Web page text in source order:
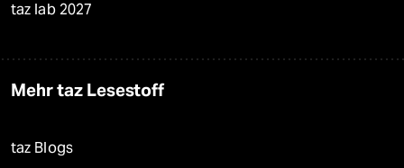
taz lab 2027
Mehr taz Lesestoff
taz Blogs